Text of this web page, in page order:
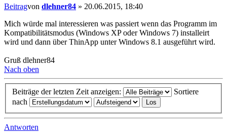
Beitragvon dlehner84 » 20.06.2015, 18:40
Mich würde mal interessieren was passiert wenn das Programm im
Kompatibilitätsmodus (Windows XP oder Windows 7) installeirt
wird und dann über ThinApp unter Windows 8.1 ausgeführt wird.
Gruß dlehner84
Nach oben
Beiträge der letzten Zeit anzeigen:
Sortiere
nach
Antworten